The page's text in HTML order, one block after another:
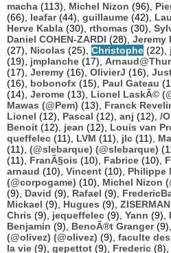
macha (113), Michel Nizon (96),
(66), leafar(44), guillaume (42),
Herve Kabla (30), rthomas (30),
Daniel COHEN-ZARDI (28), Jeremy
(27), Nicolas (25), Christophe (22),
(19), jmplanche (17),
(17), Jeremy (16), OlivierJ (16),
(16), bobonofx (15), Paul Gateau
(14), Jerome (13), Lionel LaskÃ©
Mawas (@Pem) (13), Franck
Lionel (12), Pascal (12), anj (12), /
Benoit (12), jean (12), Louis van
queffelec (11), LVM (11), jlc (11),
(11), (@slebarque) (@slebarque)
(11), FranÃ§ois (10), Fabrice (10),
arnaud (10), Vincent (10), Philippe
(@corpogame) (10), Michel Nizon
(9), David (9), Rafael (9),
Mickael (9), Hugues (9), ZISERMAN
Chris (9), jequeffelec (9), Yann (9),
Benjamin (9), BenoÃ®t Granger(9),
(@olivez) (@olivez) (9), faculte
la vie (9), gepettot (9), Frederic (8),